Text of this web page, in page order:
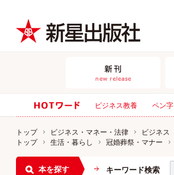
ビジネス教養 ペン字
トップ ビジネス・マネー・法律 ビジネス
トップ
生活・暮らし 冠婚葬祭・マナー
本を探す キーワード検索